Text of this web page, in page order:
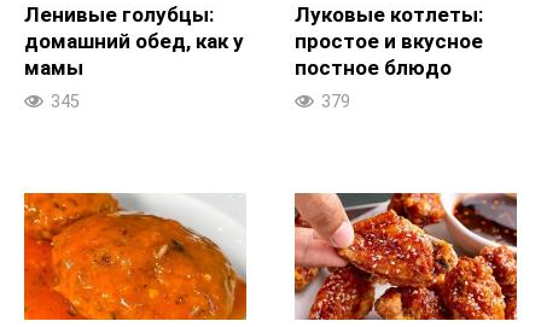
Ленивые голубцы:
домашний обед, как у
мамы
345
Луковые котлеты:
простое и вкусное
постное блюдо
379